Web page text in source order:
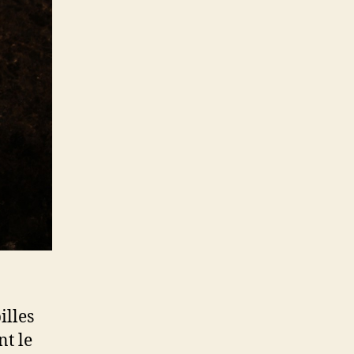
croquant,
juteux
&
savoureux
le